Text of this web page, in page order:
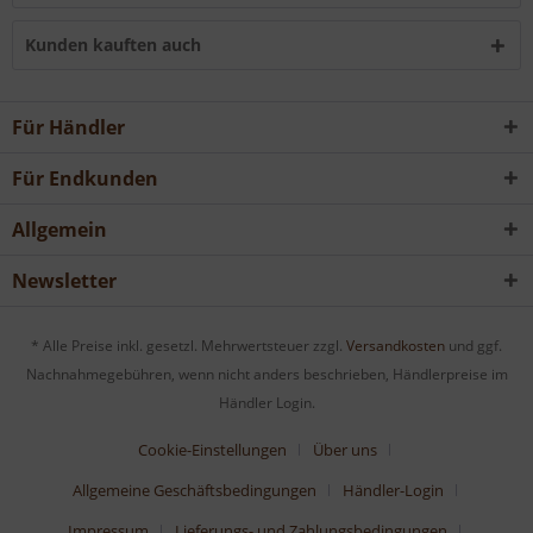
Kunden kauften auch
Für Händler
Für Endkunden
Allgemein
Newsletter
* Alle Preise inkl. gesetzl. Mehrwertsteuer zzgl. Versandkosten und ggf.
Nachnahmegebühren, wenn nicht anders beschrieben, Händlerpreise im
Händler Login.
Cookie-Einstellungen
Über uns
Allgemeine Geschäftsbedingungen
Händler-Login